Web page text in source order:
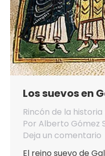
Los suevos en
Rincón de la historia
Por Alberto Gómez
Deja un comentario
El reino suevo de